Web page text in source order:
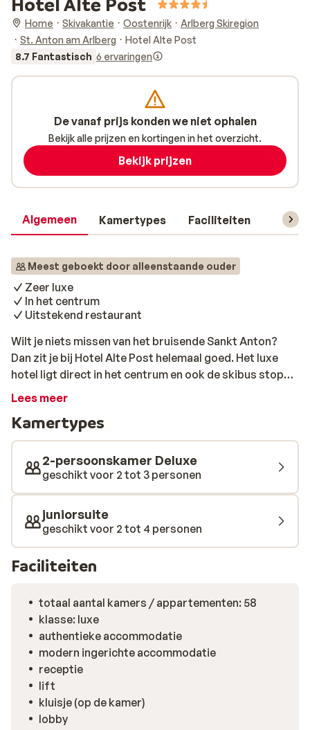
Home Skivakantie Oostenrijk
Arlberg Skiregion
St. Anton am Arlberg
Hotel Alte Post
8.7 Fantastisch 6 ervaringen
Algemeen Kamertypes Faciliteiten
Meest geboekt door alleenstaande ouder
Zeer luxe
In het centrum
Uitstekend restaurant
Wilt je niets missen van het bruisende Sankt Anton?
Dan zit je bij Hotel Alte Post helemaal goed. Het luxe
hotel ligt direct in het centrum en ook de skibus stopt
op slechts 50 meter afstand van het hotel. Wat een
en een uitstekende service. In het restaurant, dat
bekroond is met een Gault Millau award, beleeft je ’s
avond culinaire momenten met heerlijke gerechten en
een bijpassende wijn uit de wijnkelder. Ook in het
wellnesscenter kun je heerlijk genieten. Niet alleen de
whirlpool en de sauna zorgen voor de nodige
ontspanning, maar wat denk je van een klassieke
massage of schoonheidsbehandeling? Je voelt zich
weer als herboren. In de stijlvolle bar van Hotel Alte
Post kun je ’s avonds terecht voor een drankje voordat
comfortabele en sfeervol ingerichte juniorsuite. Je
leest het al; Hotel Alte Post heeft alles voor een
geslaagde en luxe wintersportvakantie!
Lees meer
Kamertypes
2-persoonskamer Deluxe
geschikt voor 2 tot 3 personen
juniorsuite
geschikt voor 2 tot 4 personen
Faciliteiten
totaal aantal kamers / appartementen: 58
klasse: luxe
authentieke accommodatie
modern ingerichte accommodatie
receptie
lift
kluisje (op de kamer)
lobby
De vanaf prijs konden we niet ophalen
Bekijk alle prijzen en kortingen in het overzicht.
Bekijk prijzen